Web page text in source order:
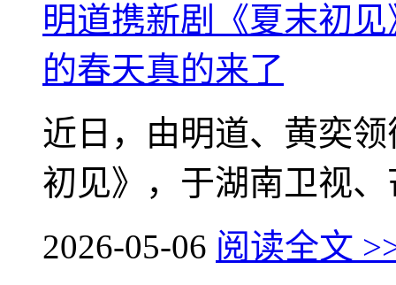
明道携新剧《夏末初
的春天真的来了
近日，由明道、黄奕
初见》，于湖南卫视
2026-05-06 阅读全文